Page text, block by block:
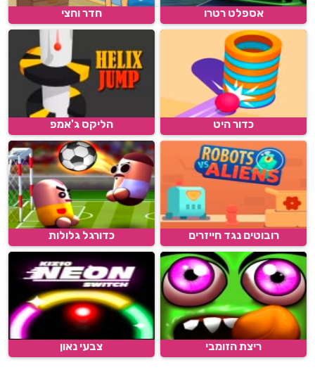
אספלט רטרו חדר וחצי
כדור היט הליקס ג'אמפ
רובוטים נגד חייזרים כדורגל גלולות
ריצת הזומבי צבעי נאון